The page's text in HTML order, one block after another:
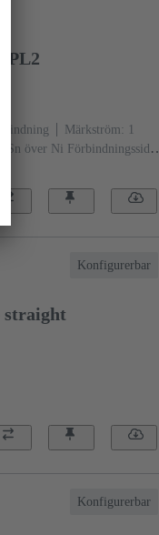
PL2
Märkström: ‌1
Sn över Ni Förbindningssida,
2
Konfigurerbar
straight
Konfigurerbar